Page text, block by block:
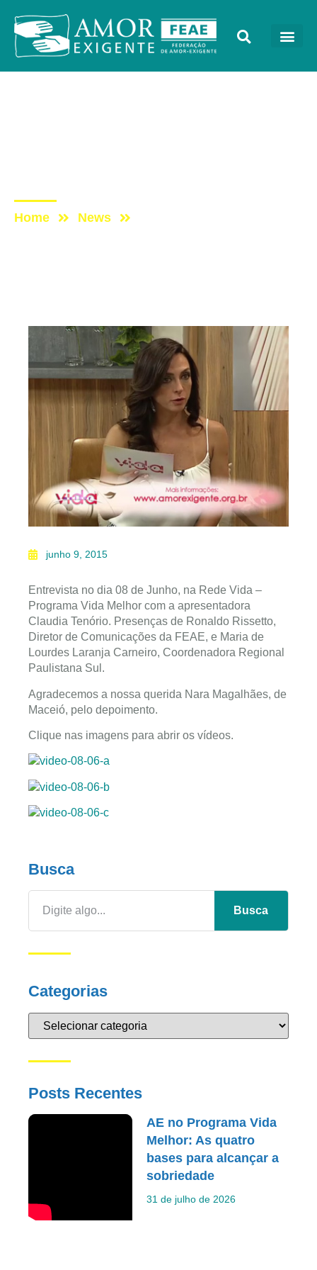
Home News
junho 9, 2015
Entrevista no dia 08 de Junho, na Rede Vida –
Programa Vida Melhor com a apresentadora
Claudia Tenório. Presenças de Ronaldo Rissetto,
Diretor de Comunicações da FEAE, e Maria de
Lourdes Laranja Carneiro, Coordenadora Regional
Paulistana Sul.
Agradecemos a nossa querida Nara Magalhães, de
Maceió, pelo depoimento.
Clique nas imagens para abrir os vídeos.
Busca
Busca
Categorias
Posts Recentes
AE no Programa Vida
Melhor: As quatro
bases para alcançar a
sobriedade
31 de julho de 2026